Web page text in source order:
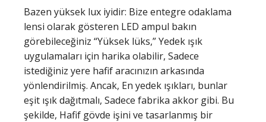
Bazen yüksek lux iyidir: Bize entegre odaklama
lensi olarak gösteren LED ampul bakın
görebileceğiniz “Yüksek lüks,” Yedek ışık
uygulamaları için harika olabilir, Sadece
istediğiniz yere hafif aracınızın arkasında
yönlendirilmiş. Ancak, En yedek ışıkları, bunlar
eşit ışık dağıtmalı, Sadece fabrika akkor gibi. Bu
şekilde, Hafif gövde işini ve tasarlanmış bir